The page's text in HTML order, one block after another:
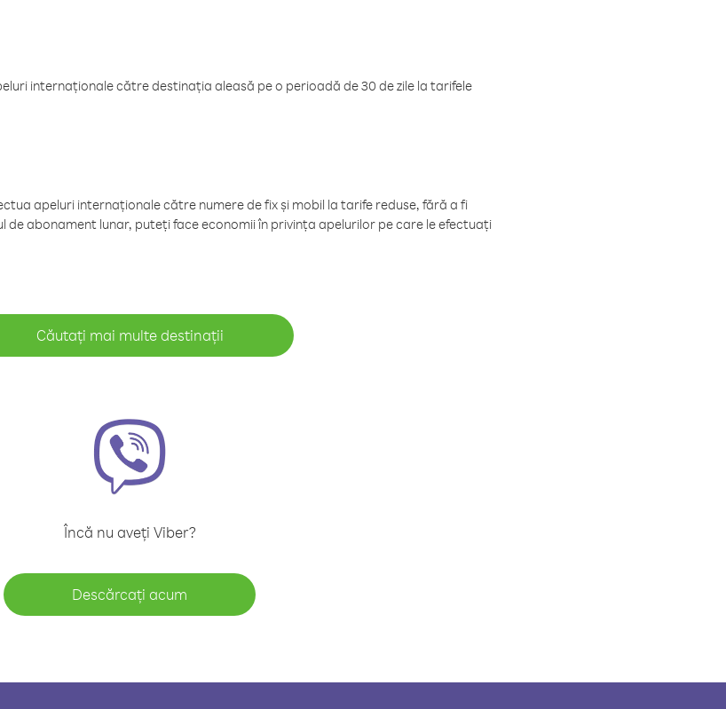
internaționale către destinația aleasă pe o perioadă de 30 de zile la tarifele
apeluri internaționale către numere de fix și mobil la tarife reduse, fără a fi
de abonament lunar, puteți face economii în privința apelurilor pe care le efectuați
Căutați mai multe destinații
Încă nu aveți Viber?
Descărcați acum